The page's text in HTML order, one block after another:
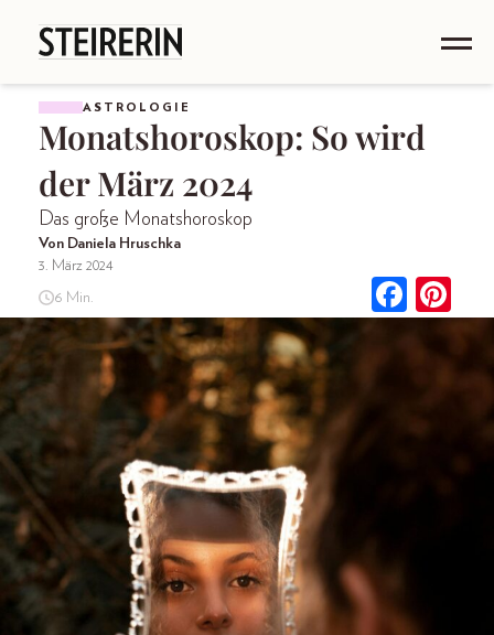
ASTROLOGIE
Monatshoroskop: So wird
der März 2024
Das große Monatshoroskop
Von Daniela Hruschka
3. März 2024
6 Min.